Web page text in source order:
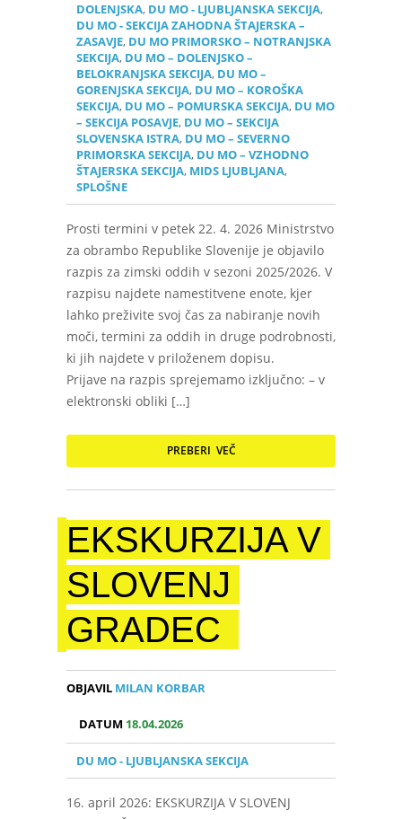
DOLENJSKA, DU MO - LJUBLJANSKA SEKCIJA,
DU MO - SEKCIJA ZAHODNA ŠTAJERSKA –
ZASAVJE, DU MO PRIMORSKO – NOTRANJSKA
SEKCIJA, DU MO – DOLENJSKO –
BELOKRANJSKA SEKCIJA, DU MO –
GORENJSKA SEKCIJA, DU MO – KOROŠKA
SEKCIJA, DU MO – POMURSKA SEKCIJA, DU MO
– SEKCIJA POSAVJE, DU MO – SEKCIJA
SLOVENSKA ISTRA, DU MO – SEVERNO
PRIMORSKA SEKCIJA, DU MO – VZHODNO
ŠTAJERSKA SEKCIJA, MIDS LJUBLJANA,
SPLOŠNE
Prosti termini v petek 22. 4. 2026 Ministrstvo
za obrambo Republike Slovenije je objavilo
razpis za zimski oddih v sezoni 2025/2026. V
razpisu najdete namestitvene enote, kjer
lahko preživite svoj čas za nabiranje novih
moči, termini za oddih in druge podrobnosti,
ki jih najdete v priloženem dopisu.
Prijave na razpis sprejemamo izključno: – v
elektronski obliki […]
PREBERI VEČ
EKSKURZIJA V
SLOVENJ
GRADEC
OBJAVIL MILAN KORBAR
DATUM 18.04.2026
DU MO - LJUBLJANSKA SEKCIJA
16. april 2026: EKSKURZIJA V SLOVENJ